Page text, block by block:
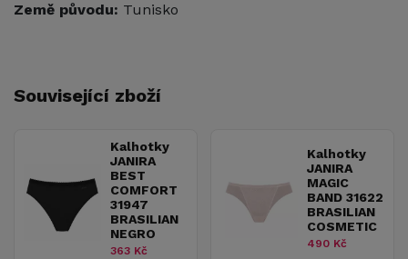
Země původu: Tunisko
Související zboží
Kalhotky
JANIRA
BEST
COMFORT
31947
BRASILIAN
NEGRO
363 Kč
Kalhotky
JANIRA
MAGIC
BAND 31622
BRASILIAN
COSMETIC
490 Kč